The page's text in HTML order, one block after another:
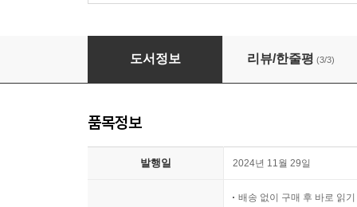
온 세상이 QWER이다
도서정보 리뷰/한줄평 (3/3)
품목정보
발행일 2024년 11월 29일
배송 없이 구매 후 바로 읽기